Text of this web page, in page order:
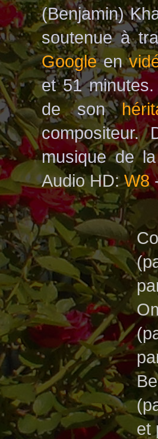
(Benjamin)
soutenue à
Googleen
et 51
de son
compositeur.
musique de
Audio HD:W8
et